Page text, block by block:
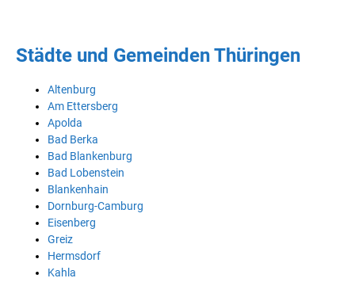
Städte und Gemeinden Thüringen
Altenburg
Am Ettersberg
Apolda
Bad Berka
Bad Blankenburg
Bad Lobenstein
Blankenhain
Dornburg-Camburg
Eisenberg
Greiz
Hermsdorf
Kahla